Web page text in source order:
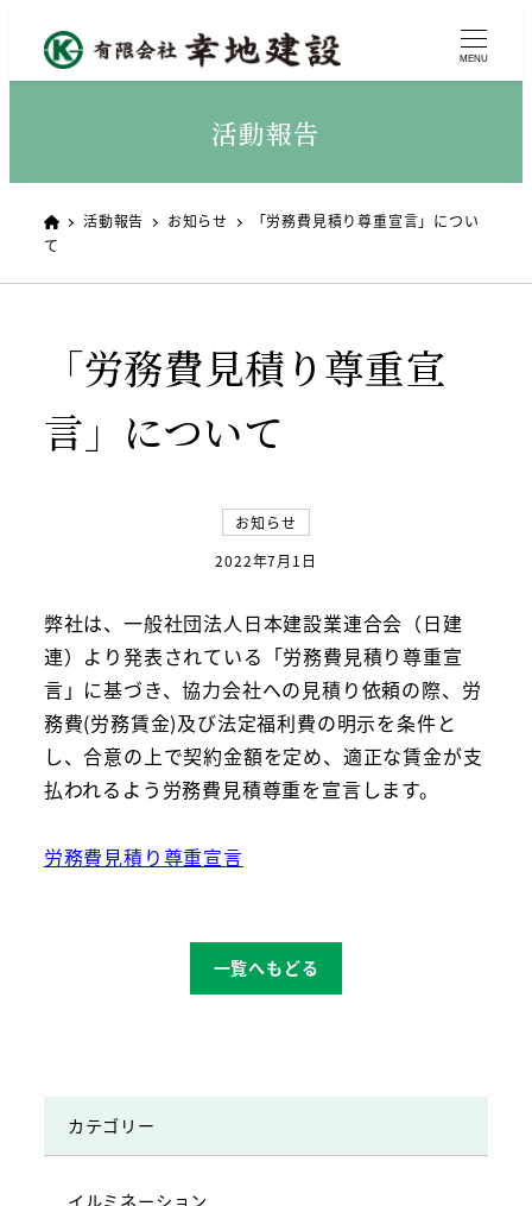
MENU
活動報告
活動報告 お知らせ
「労務費見積り尊重宣言」につい
て
「労務費見積り尊重宣
言」について
投稿日
2022年7月1日
カテゴリー
お知らせ
弊社は、一般社団法人日本建設業連合会（日建
連）より発表されている「労務費見積り尊重宣
言」に基づき、協力会社への見積り依頼の際、労
務費(労務賃金)及び法定福利費の明示を条件と
し、合意の上で契約金額を定め、適正な賃金が支
払われるよう労務費見積尊重を宣言します。
労務費見積り尊重宣言
一覧へもどる
カテゴリー
イルミネーション